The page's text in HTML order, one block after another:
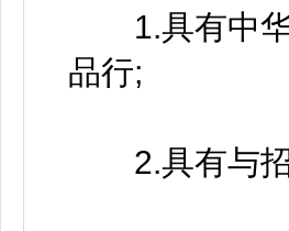
1.具有中华
品行;
2.具有与招